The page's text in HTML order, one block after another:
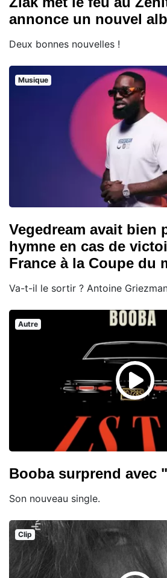
annonce un nouvel
Deux bonnes nouvelles !
Musique
Vegedream avait bien
hymne en cas de
France à la Coupe du
Va-t-il le sortir ? Antoine
Autre
Booba surprend avec
Son nouveau single.
Clip